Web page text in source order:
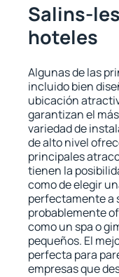
Salins-
hoteles
Algunas de las
incluido bien
ubicación
garantizan el
variedad de
de alto nivel
principales
tienen la
como de elegir
perfectamente a
probablemente
como un spa o
pequeños. El
perfecta para
empresas que